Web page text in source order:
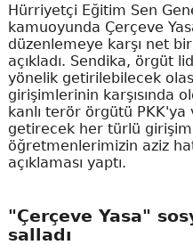
Hürriyetçi Eğitim Sen
kamuoyunda Çerçeve
düzenlemeye karşı net
açıkladı. Sendika, örgüt
yönelik getirilebilecek
girişimlerinin karşısında
kanlı terör örgütü PKK'ya
getirecek her türlü
öğretmenlerimizin aziz
açıklaması yaptı.
"Çerçeve Yasa"
salladı